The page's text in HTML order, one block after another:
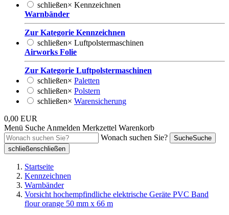
schließen× Kennzeichnen
Warnbänder
Zur Kategorie Kennzeichnen
schließen× Luftpolstermaschinen
Airworks Folie
Zur Kategorie Luftpolstermaschinen
schließen× Paletten
schließen× Polstern
schließen× Warensicherung
0,00 EUR
Menü Suche Anmelden Merkzettel Warenkorb
Wonach suchen Sie?
SucheSuche
schließenschließen
Startseite
Kennzeichnen
Warnbänder
Vorsicht hochempfindliche elektrische Geräte PVC Band
flour orange 50 mm x 66 m